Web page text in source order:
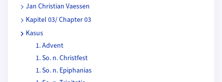
Jan Christian Vaessen
Kapitel 03/ Chapter 03
Kasus
1. Advent
1. So. n. Christfest
1. So. n. Epiphanias